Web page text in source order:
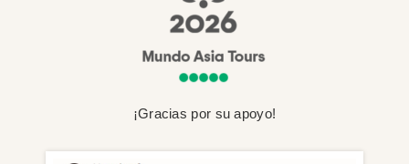
¡Gracias por su apoyo!